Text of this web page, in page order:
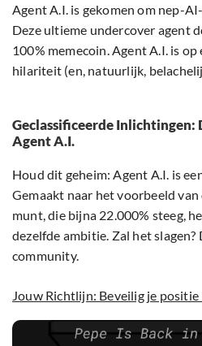
Agent A.I. is gekomen om nep-
Deze ultieme undercover agent
100% memecoin. Agent A.I. is op
hilariteit (en, natuurlijk,
Geclassificeerde Inlichtingen:
Agent A.I.
Houd dit geheim: Agent A.I. is
Gemaakt naar het voorbeeld van
munt, die bijna 22.000% steeg,
dezelfde ambitie. Zal het slagen?
community.
Jouw Richtlijn: Beveilig je positie